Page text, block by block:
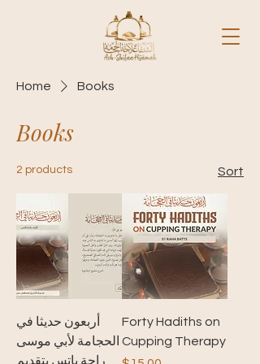
Home Books
Books
2 products Sort
أربعون حديثا في
الحجامة لأبي موسى
راحة باتس بتقديم
Forty Hadiths on
Cupping Therapy